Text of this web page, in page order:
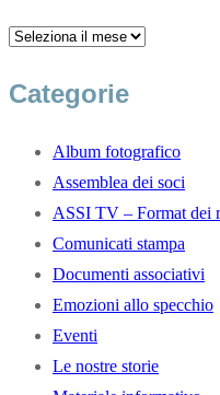
Categorie
Album fotografico
Assemblea dei soci
ASSI TV – Format dei
Comunicati stampa
Documenti associativi
Emozioni allo specchio
Eventi
Le nostre storie